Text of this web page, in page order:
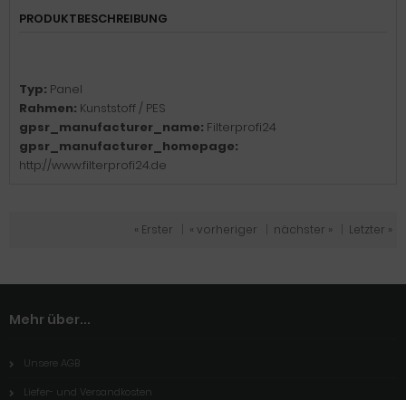
PRODUKTBESCHREIBUNG
Typ: Panel
Rahmen: Kunststoff / PES
gpsr_manufacturer_name: Filterprofi24
gpsr_manufacturer_homepage:
http://www.filterprofi24.de
« Erster « vorheriger nächster » Letzter »
Mehr über...
Unsere AGB
Liefer- und Versandkosten